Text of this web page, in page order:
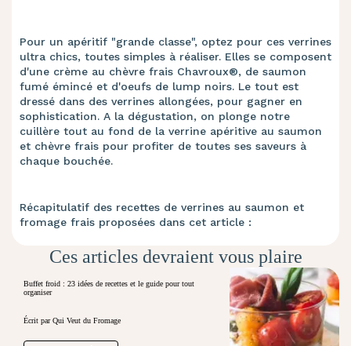
Pour un apéritif "grande classe", optez pour ces verrines
ultra chics, toutes simples à réaliser. Elles se composent
d'une crème au chèvre frais Chavroux®, de saumon
fumé émincé et d'oeufs de lump noirs. Le tout est
dressé dans des verrines allongées, pour gagner en
sophistication. A la dégustation, on plonge notre
cuillère tout au fond de la verrine apéritive au saumon
et chèvre frais pour profiter de toutes ses saveurs à
chaque bouchée.
Récapitulatif des recettes de verrines au saumon et
fromage frais proposées dans cet article :
Ces articles devraient vous plaire
Buffet froid : 23 idées de recettes et le guide pour tout
organiser
Écrit par Qui Veut du Fromage